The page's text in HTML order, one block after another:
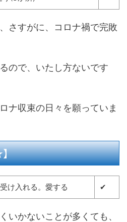
さすがに、コロナ禍で完敗
ので、いたし方ないです
ナ収束の日々を願っていま
け入れる。愛する ✔
いかないことが多くても、